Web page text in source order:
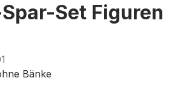
Set Figuren
Bänke